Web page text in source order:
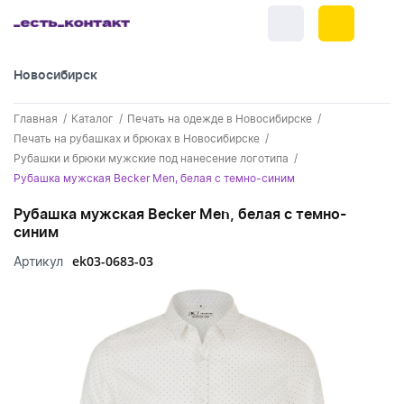
Новосибирск
+7 (383) 255-55-05
Обратный звонок
Каталог
Портфолио
Подборки и обзоры новинок
Спецпредложения
Новинки
Новинки одежды
Новинки ручек
Новинки для отдыха
Новинки для дома
Новинки ежедневников и блокнотов
Праздники
23 февраля
8 марта
День влюбленных - 14 февраля
Одежда
Одежда - новинки
Мужские футболки
Женские футболки
Поло
Мужское поло
Кепки и бейсболки
Ручки
Ручки - новинки
Пластиковые ручки
Металлические ручки
Электроника - новинки
Аккумуляторы
Посуда и Кухня
Посуда и кухня новинки
Главная Каталог
Печать на одежде в Новосибирске
Печать на рубашках и брюках в Новосибирске
Рубашки и брюки мужские под нанесение логотипа
Рубашка мужская Becker Men, белая с темно-синим
Артикул ek03-0683-03
Рубашка мужская Becker Men, белая с темно-
синим